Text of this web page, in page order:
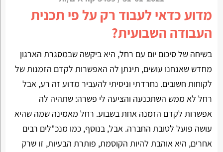
מדוע כדאי לעבוד רק על פי תכנית
העבודה השבועית?
בשיחה של סיכום יום עם רחל, היא ביקשה שבמסגרת הארגון
מחדש שאנחנו עושים, תינתן לה האפשרות לקדם הזמנות של
לקוחות חשובים. נחרדתי וניסיתי להעביר מדוע זה רע, אבל
רחל לא ממש השתכנעה והציעה לי פשרה: שתהיה לה
אפשרות לקדם הזמנה אחת בשבוע. רחל מאמינה שמה שהיא
עושה פועל לטובת החברה. אבל, בנוסף, כמו מנכ"לים רבים
אחרים, היא אוהבת להיות הקוסמת, פותרת הבעיות, זו שרק